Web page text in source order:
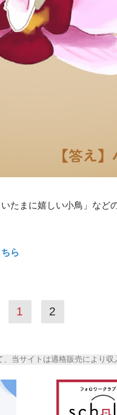
たまに嬉しい小鳥」など
ら
1 2
当サイトは適格販売により収